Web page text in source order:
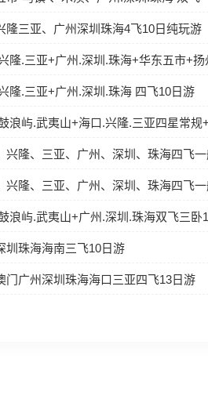
隆三亚、广州深圳珠海4飞10日纯玩游
隆.三亚+广州.深圳.珠海+华东五市+扬
隆.三亚+广州.深圳.珠海 四飞10日游
浪屿.武夷山+海口.兴隆.三亚四星常规
兴隆、三亚、广州、深圳、珠海四飞
兴隆、三亚、广州、深圳、珠海四飞
浪屿.武夷山+广州.深圳.珠海双飞三卧
圳珠海海南三飞10日游
门广州深圳珠海海口三亚四飞13日游